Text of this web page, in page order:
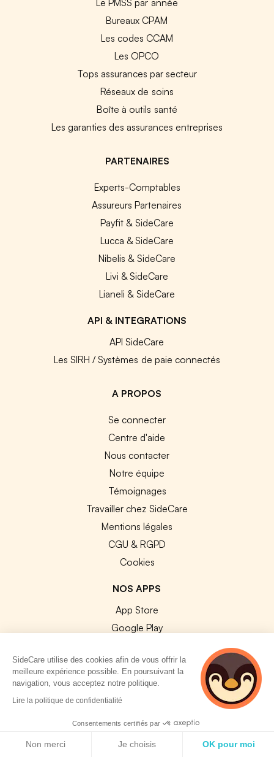
Bureaux CPAM
Les codes CCAM
Les OPCO
Tops assurances par secteur
Réseaux de soins
Boîte à outils santé
Les garanties des assurances entreprises
PARTENAIRES
Experts-Comptables
Assureurs Partenaires
Payfit & SideCare
Lucca & SideCare
Nibelis & SideCare
Livi & SideCare
Lianeli & SideCare
API & INTEGRATIONS
API SideCare
Les SIRH / Systèmes de paie connectés
A PROPOS
Se connecter
Centre d'aide
Nous contacter
Notre équipe
Témoignages
Travailler chez SideCare
Mentions légales
CGU & RGPD
Cookies
NOS APPS
App Store
Google Play
© 2026 SideCare. Tous droits réservés.
SideCare utilise des cookies afin de vous offrir la
meilleure expérience possible. En poursuivant la
navigation, vous acceptez notre politique.
Lire la politique de confidentialité
Consentements certifiés par
Non merci Je choisis OK pour moi
2 personnes
consultent
actuellement cette